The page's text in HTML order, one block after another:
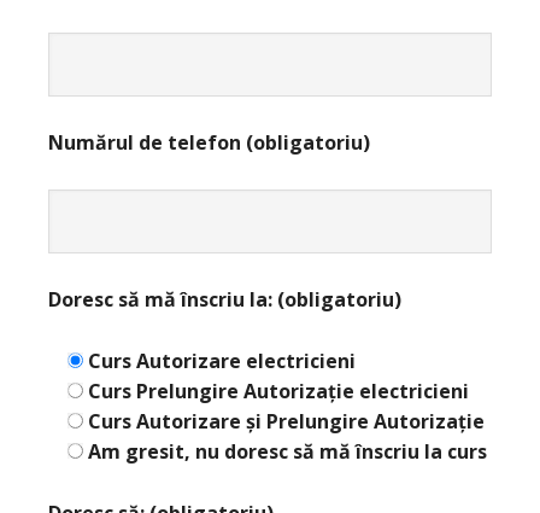
Numărul de telefon (obligatoriu)
Doresc să mă înscriu la: (obligatoriu)
Curs Autorizare electricieni
Curs Prelungire Autorizație electricieni
Curs Autorizare și Prelungire Autorizație
Am gresit, nu doresc să mă înscriu la curs